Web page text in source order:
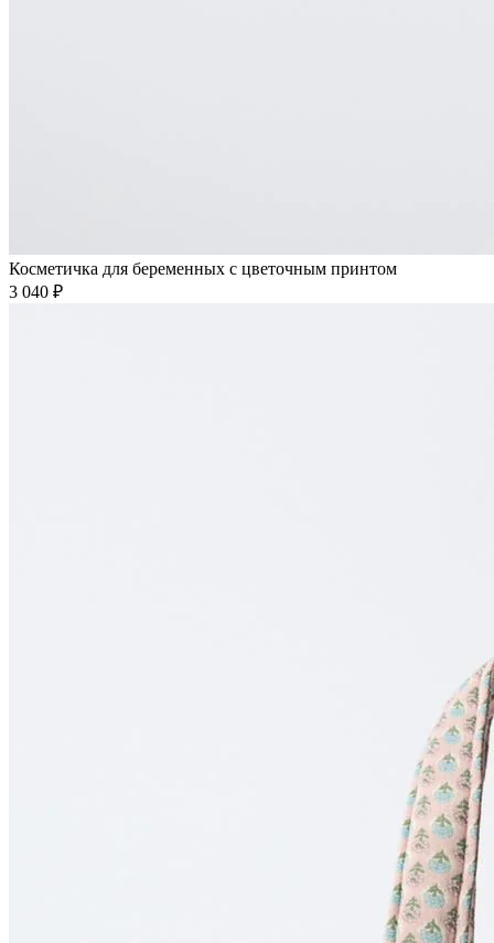
Косметичка для беременных с цветочным принтом
3 040 ₽